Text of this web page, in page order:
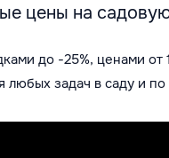
цены на
до -25%, ценами от
любых задач в саду и по